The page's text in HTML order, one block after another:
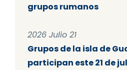
grupos rumanos
2026 Julio 21
Grupos de la isla de
participan este 21 de